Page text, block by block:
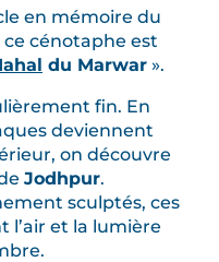
en mémoire du
ce cénotaphe est
du Marwar ».
fin. En
deviennent
on découvre
Jodhpur.
sculptés, ces
l’air et la lumière